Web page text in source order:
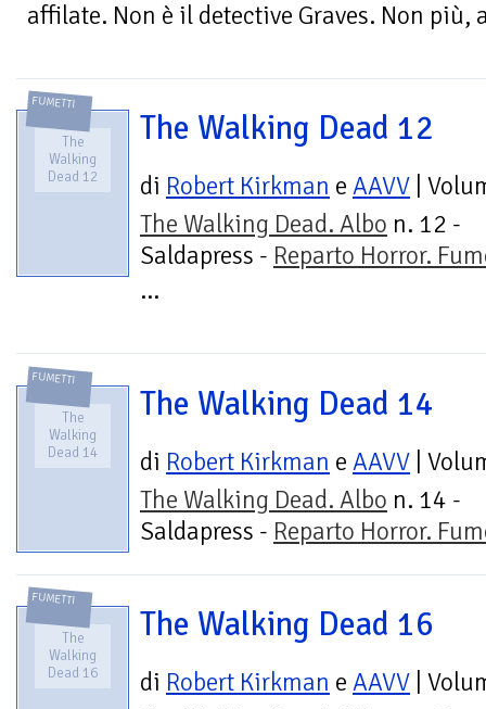
affilate. Non è il detective Graves. Non più,
FUMETTI
The
Walking
Dead 12
The Walking Dead 12
di Robert Kirkman e AAVV |
The Walking Dead. Albo n. 12 -
Saldapress - Reparto Horror.
...
FUMETTI
The
Walking
Dead 14
The Walking Dead 14
di Robert Kirkman e AAVV |
The Walking Dead. Albo n. 14 -
Saldapress - Reparto Horror.
FUMETTI
The
Walking
Dead 16
The Walking Dead 16
di Robert Kirkman e AAVV |